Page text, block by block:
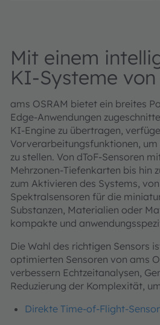
Mit einem
KI-Systeme
ams OSRAM bietet ein breites
Edge-Anwendungen
KI-Engine zu übertragen,
Vorverarbeitungsfunktionen,
zu stellen. Von dToF-Sensoren
Mehrzonen-Tiefenkarten bis hin
zum Aktivieren des Systems,
Spektralsensoren für die
Substanzen, Materialien oder
kompakte und
Die Wahl des richtigen Sensors
optimierten Sensoren von ams
verbessern Echtzeitanalysen,
Reduzierung der Komplexität,
Direkte Time-of-Flight-